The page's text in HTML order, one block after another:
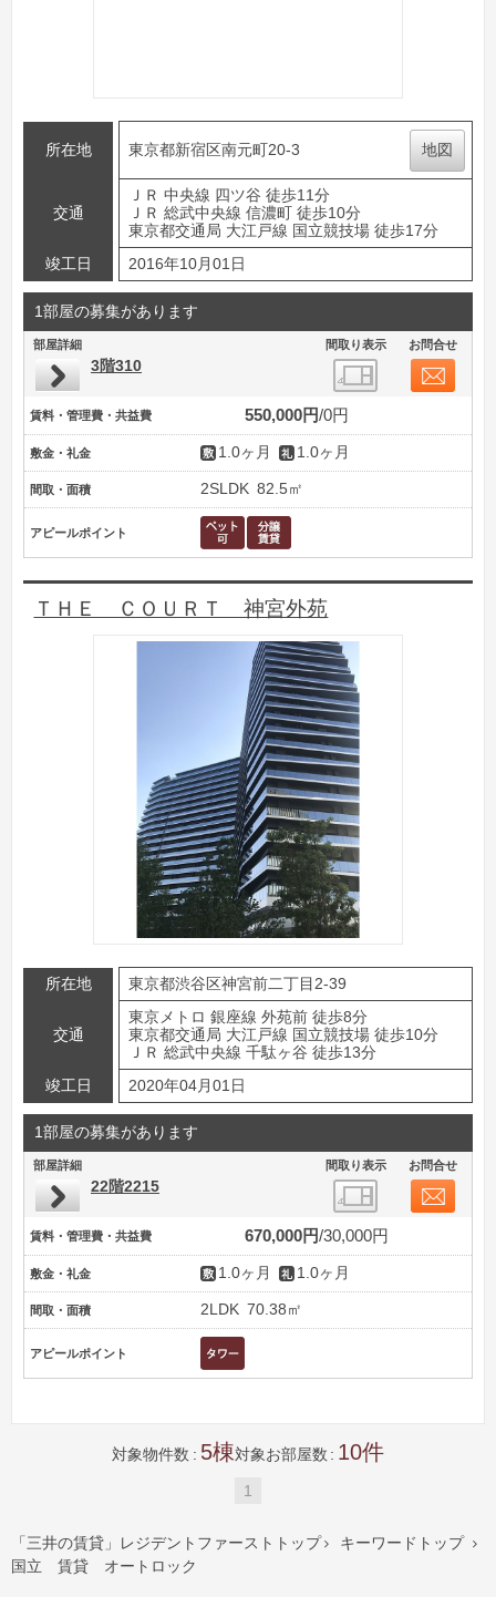
所在地 東京都新宿区南元町20-3 地図
交通
ＪＲ 中央線 四ツ谷 徒歩11分
ＪＲ 総武中央線 信濃町 徒歩10分
東京都交通局 大江戸線 国立競技場 徒歩17分
竣工日
2016年10月01日
1部屋の募集があります
部屋詳細 間取り表示 お問合せ
3階310
賃料・管理費・共益費 550,000円 0円
敷金・礼金 1.0ヶ月 1.0ヶ月
間取・面積 2SLDK 82.5㎡
アピールポイント
ＴＨＥ ＣＯＵＲＴ 神宮外苑
所在地 東京都渋谷区神宮前二丁目2-39
交通
東京メトロ 銀座線 外苑前 徒歩8分
東京都交通局 大江戸線 国立競技場 徒歩10分
ＪＲ 総武中央線 千駄ヶ谷 徒歩13分
竣工日
2020年04月01日
1部屋の募集があります
部屋詳細 間取り表示 お問合せ
22階2215
賃料・管理費・共益費 670,000円 30,000円
敷金・礼金 1.0ヶ月 1.0ヶ月
間取・面積 2LDK 70.38㎡
アピールポイント
対象物件数 5 対象お部屋数 10
1
「三井の賃貸」レジデントファーストトップ  キーワードトップ 
国立 賃貸 オートロック